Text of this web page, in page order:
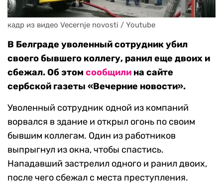
кадр из видео Vecernje novosti / Youtube
В Белграде уволенный сотрудник убил
своего бывшего коллегу, ранил еще двоих и
сбежал. Об этом сообщили на сайте
сербской газеты «Вечерние новости».
Уволенный сотрудник одной из компаний
ворвался в здание и открыл огонь по своим
бывшим коллегам. Один из работников
выпрыгнул из окна, чтобы спастись.
Нападавший застрелил одного и ранил двоих,
после чего сбежал с места преступления.